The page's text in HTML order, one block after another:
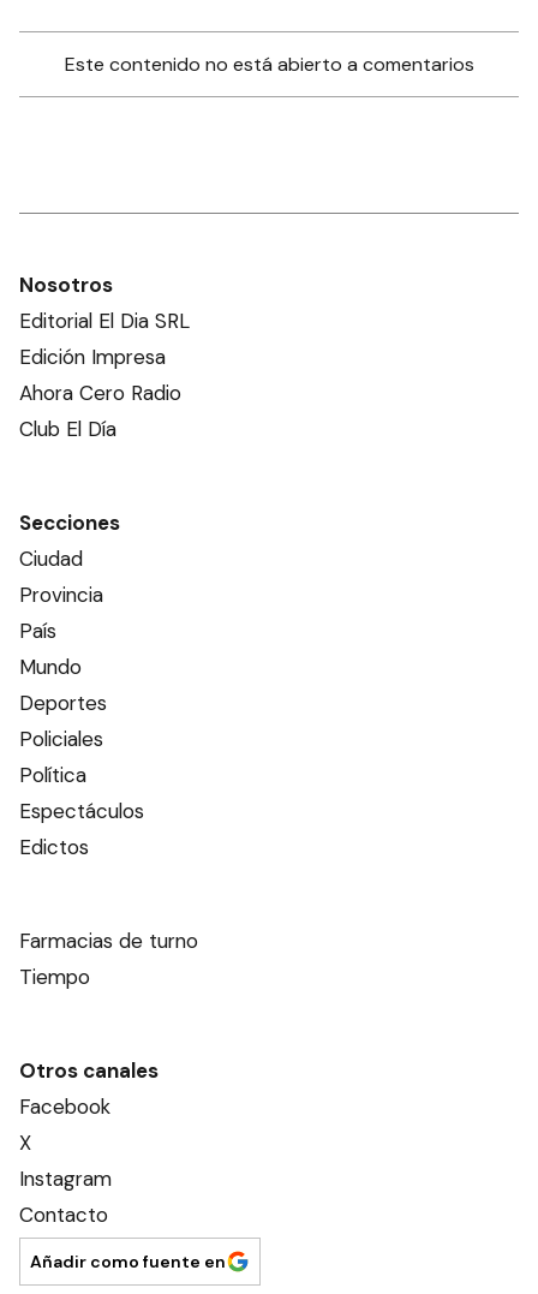
Este contenido no está abierto a comentarios
Nosotros
Editorial El Dia SRL
Edición Impresa
Ahora Cero Radio
Club El Día
Secciones
Ciudad
Provincia
País
Mundo
Deportes
Policiales
Política
Espectáculos
Edictos
Farmacias de turno
Tiempo
Otros canales
Facebook
X
Instagram
Contacto
Añadir como fuente en